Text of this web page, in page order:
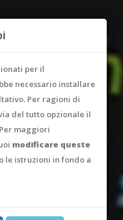
per il
necessario installare
Per ragioni di
del tutto opzionale il
maggiori
modificare queste
le istruzioni in fondo a